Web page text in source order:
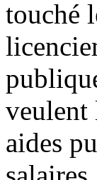
touché
veulent
aides